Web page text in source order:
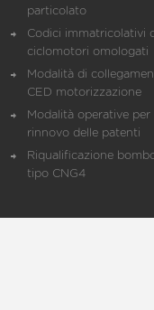
particolato
Codici immatricolativi
ciclomotori omologati
Modalità di
CED motorizzazione
Modalità operative per
rinnovo delle patenti
Riqualificazione
tipo CNG4